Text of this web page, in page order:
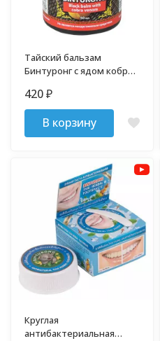
Тайский бальзам
Бинтуронг с ядом кобры
420₽
В корзину
Круглая
антибактериальная